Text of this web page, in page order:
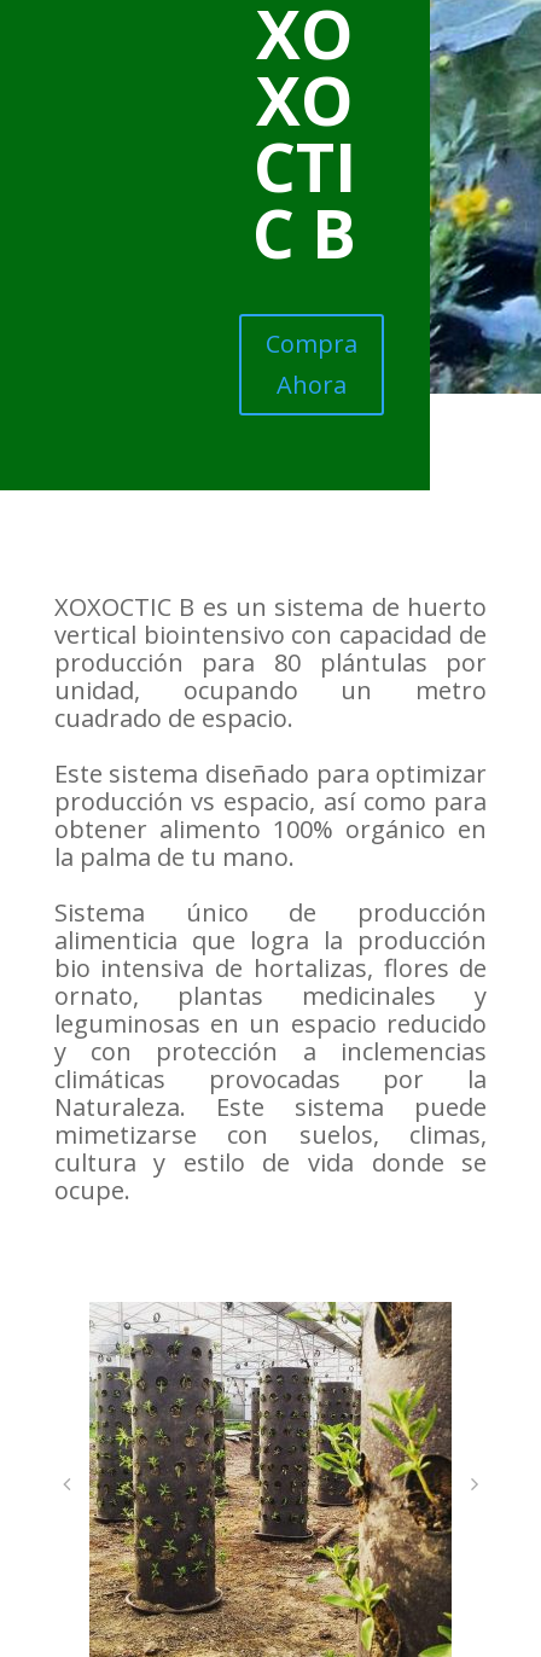
XO
XO
CTI
C B
Compra
Ahora
XOXOCTIC B es un sistema de huerto
vertical biointensivo con capacidad de
producción para 80 plántulas por
unidad, ocupando un metro
cuadrado de espacio.
Este sistema diseñado para optimizar
producción vs espacio, así como para
obtener alimento 100% orgánico en
la palma de tu mano.
Sistema único de producción
alimenticia que logra la producción
bio intensiva de hortalizas, flores de
ornato, plantas medicinales y
leguminosas en un espacio reducido
y con protección a inclemencias
climáticas provocadas por la
Naturaleza. Este sistema puede
mimetizarse con suelos, climas,
cultura y estilo de vida donde se
ocupe.